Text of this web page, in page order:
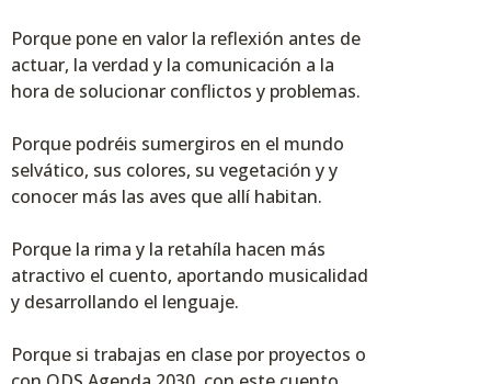
Porque pone en valor la reflexión antes de
actuar, la verdad y la comunicación a la
hora de solucionar conflictos y problemas.
Porque podréis sumergiros en el mundo
selvático, sus colores, su vegetación y y
conocer más las aves que allí habitan.
Porque la rima y la retahíla hacen más
atractivo el cuento, aportando musicalidad
y desarrollando el lenguaje.
Porque si trabajas en clase por proyectos o